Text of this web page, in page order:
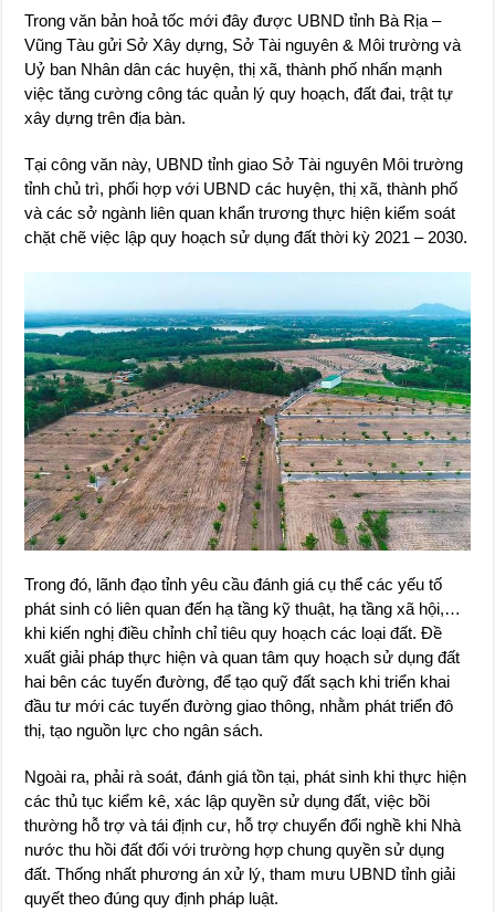
Trong văn bản hoả tốc mới đây được UBND tỉnh Bà Rịa –
Vũng Tàu gửi Sở Xây dựng, Sở Tài nguyên & Môi trường và
Uỷ ban Nhân dân các huyện, thị xã, thành phố nhấn mạnh
việc tăng cường công tác quản lý quy hoạch, đất đai, trật tự
xây dựng trên địa bàn.
Tại công văn này, UBND tỉnh giao Sở Tài nguyên Môi trường
tỉnh chủ trì, phối hợp với UBND các huyện, thị xã, thành phố
và các sở ngành liên quan khẩn trương thực hiện kiểm soát
chặt chẽ việc lập quy hoạch sử dụng đất thời kỳ 2021 – 2030.
Trong đó, lãnh đạo tỉnh yêu cầu đánh giá cụ thể các yếu tố
phát sinh có liên quan đến hạ tầng kỹ thuật, hạ tầng xã hội,…
khi kiến nghị điều chỉnh chỉ tiêu quy hoạch các loại đất. Đề
xuất giải pháp thực hiện và quan tâm quy hoạch sử dụng đất
hai bên các tuyến đường, để tạo quỹ đất sạch khi triển khai
đầu tư mới các tuyến đường giao thông, nhằm phát triển đô
thị, tạo nguồn lực cho ngân sách.
Ngoài ra, phải rà soát, đánh giá tồn tại, phát sinh khi thực hiện
các thủ tục kiểm kê, xác lập quyền sử dụng đất, việc bồi
thường hỗ trợ và tái định cư, hỗ trợ chuyển đổi nghề khi Nhà
nước thu hồi đất đối với trường hợp chung quyền sử dụng
đất. Thống nhất phương án xử lý, tham mưu UBND tỉnh giải
quyết theo đúng quy định pháp luật.